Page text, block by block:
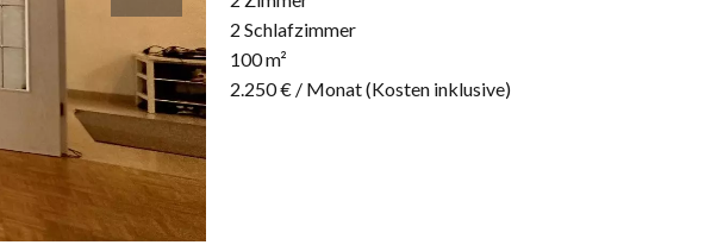
2 Schlafzimmer
100 m²
2.250 € / Monat (Kosten inklusive)